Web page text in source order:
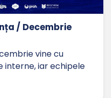
/ Decembrie
vine cu
interne, iar echipele